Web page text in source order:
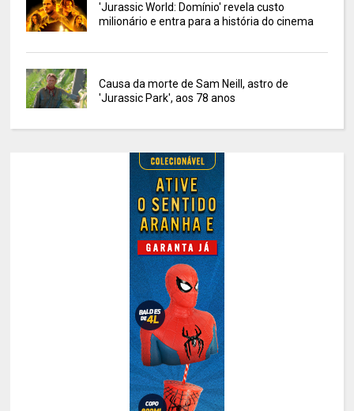
'Jurassic World: Domínio' revela custo
milionário e entra para a história do cinema
Causa da morte de Sam Neill, astro de
'Jurassic Park', aos 78 anos